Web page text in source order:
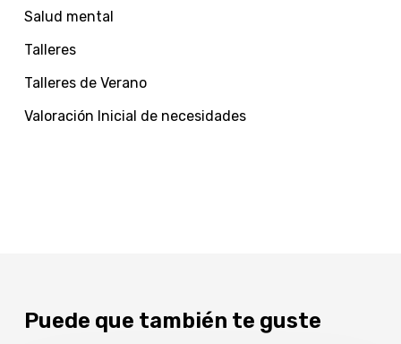
Salud mental
Talleres
Talleres de Verano
Valoración Inicial de necesidades
Puede que también te guste